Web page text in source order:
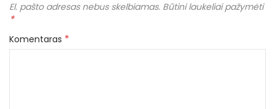
El. pašto adresas nebus skelbiamas. Būtini laukeliai pažymėti
*
Komentaras *